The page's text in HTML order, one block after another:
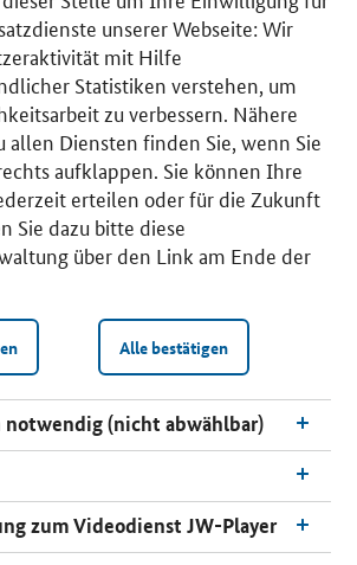
unserer Webseite: Wir
mit Hilfe
Statistiken verstehen, um
zu verbessern. Nähere
Diensten finden Sie, wenn Sie
aufklappen. Sie können Ihre
erteilen oder für die Zukunft
Sie dazu bitte diese
über den Link am Ende der
Alle bestätigen
notwendig (nicht abwählbar)
zum Videodienst JW-Player